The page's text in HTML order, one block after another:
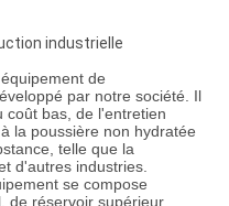
industrielle
de
par notre société. Il
coût bas, de l'entretien
la poussière non hydratée
telle que la
d'autres industries.
se compose
de réservoir supérieur